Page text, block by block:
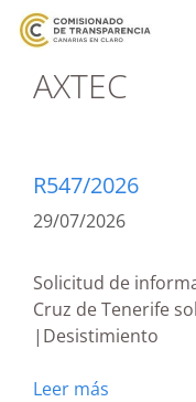
AXTEC
R547/2026
29/07/2026
Solicitud de
Cruz de Tenerife
|Desistimiento
Leer más